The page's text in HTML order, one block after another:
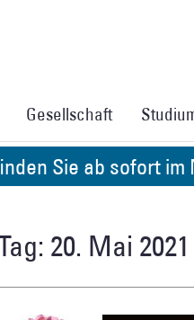
Gesellschaft
Sie ab sofort
20. Mai 2021